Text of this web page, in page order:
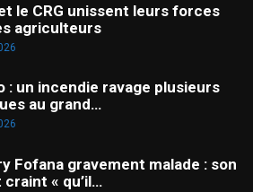
le CRG unissent leurs forces
agriculteurs
: un incendie ravage plusieurs
au grand…
Fofana gravement malade : son
craint « qu’il…